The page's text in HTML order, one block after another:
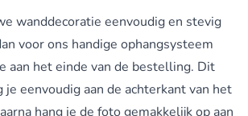
wanddecoratie eenvoudig en stevig
voor ons handige ophangsysteem
aan het einde van de bestelling. Dit
eenvoudig aan de achterkant van het
hang je de foto gemakkelijk op aan